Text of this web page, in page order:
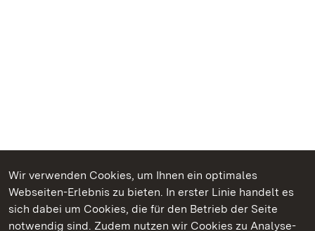
Wir verwenden Cookies, um Ihnen ein optimales
Webseiten-Erlebnis zu bieten. In erster Linie handelt es
sich dabei um Cookies, die für den Betrieb der Seite
notwendig sind. Zudem nutzen wir Cookies zu Analyse-
Kommen. Staunen. Genießen.